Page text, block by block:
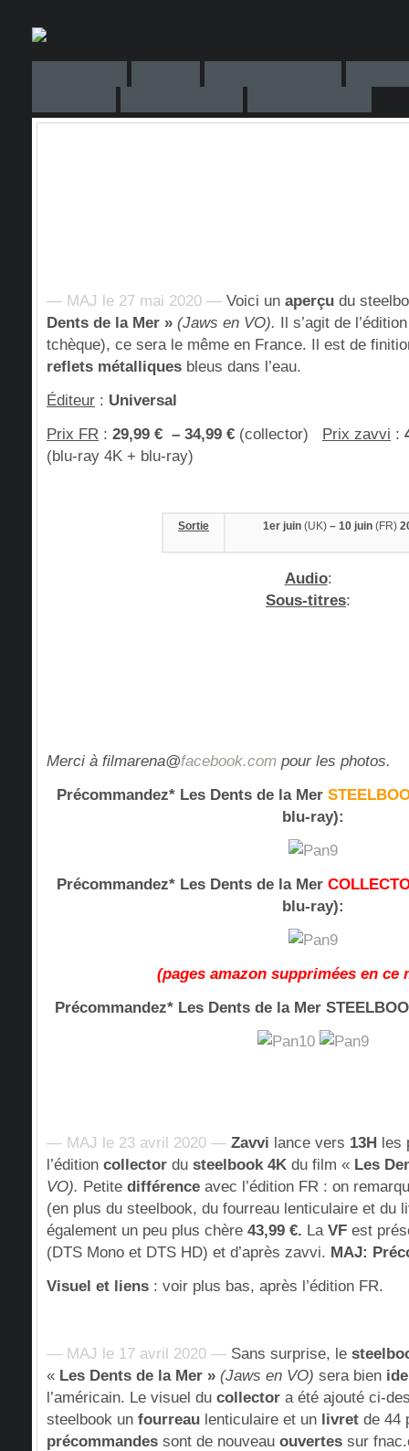
— MAJ le 27 mai 2020 — Voici un aperçu du
Dents de la Mer » (Jaws en VO). Il s’agit de
tchèque), ce sera le même en France. Il est de
reflets métalliques bleus dans l’eau.
Éditeur : Universal
Prix FR : 29,99 € – 34,99 € (collector) Prix zavvi :
(blu-ray 4K + blu-ray)
Sortie 1er juin (UK) – 10 juin(FR)
Audio:
Sous-titres:
Merci à filmarena@facebook.com pour les photos.
Précommandez* Les Dents de la Mer
blu-ray):
Précommandez* Les Dents de la Mer
blu-ray):
(pages amazon supprimées en ce
Précommandez* Les Dents de la Mer
— MAJ le 23 avril 2020 — Zavvi lance vers 13H les
l’édition collector du steelbook 4K du film « Les
VO). Petite différence avec l’édition FR : on
(en plus du steelbook, du fourreau lenticulaire et du
également un peu plus chère 43,99 €. La VF est
(DTS Mono et DTS HD) et d’après zavvi. MAJ:
Visuel et liens : voir plus bas, après l’édition FR.
— MAJ le 17 avril 2020 — Sans surprise, le
« Les Dents de la Mer » (Jaws en VO) sera bien
l’américain. Le visuel du collector a été ajouté ci-
steelbook un fourreau lenticulaire et un livret de 44
précommandes sont de nouveau ouvertes sur